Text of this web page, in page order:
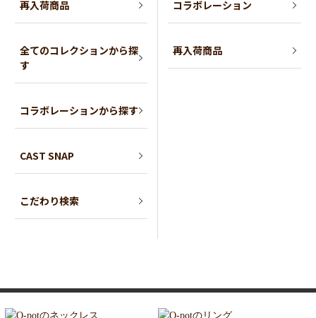
再入荷商品
全てのコレクションから探
す
コラボレーションから探す
CAST SNAP
こだわり検索
コラボレーション
再入荷商品